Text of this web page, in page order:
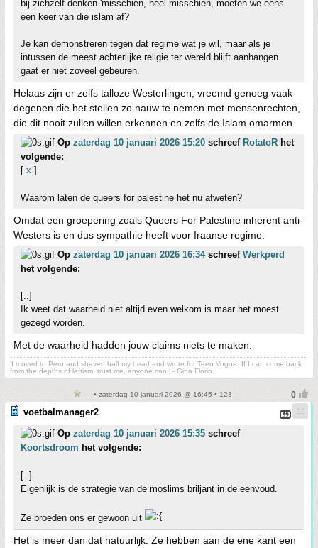
bij zichzelf denken 'misschien, heel misschien, moeten we eens
een keer van die islam af?
Je kan demonstreren tegen dat regime wat je wil, maar als je
intussen de meest achterlijke religie ter wereld blijft aanhangen
gaat er niet zoveel gebeuren.
Helaas zijn er zelfs talloze Westerlingen, vreemd genoeg vaak
degenen die het stellen zo nauw te nemen met mensenrechten,
die dit nooit zullen willen erkennen en zelfs de Islam omarmen.
Op zaterdag 10 januari 2026 15:20 schreef RotatoR het
volgende:
[ x ]
Waarom laten de queers for palestine het nu afweten?
Omdat een groepering zoals Queers For Palestine inherent anti-
Westers is en dus sympathie heeft voor Iraanse regime.
Op zaterdag 10 januari 2026 16:34schreef Werkperd
het volgende:
[..]
Ik weet dat waarheid niet altijd even welkom is maar het moest
gezegd worden.
Met de waarheid hadden jouw claims niets te maken.
'I moved to Peru and shaved half my head and wrote for Teen Vogue. If I can come back
from the depths of leftism, trust me, anyone can.' - Gina Florio
• zaterdag 10 januari 2026 @ 16:45 • 123
voetbalmanager2
Op zaterdag 10 januari 2026 15:35 schreef
Koortsdroom het volgende:
[..]
Eigenlijk is de strategie van de moslims briljant in de eenvoud.
Ze broeden ons er gewoon uit
Het is meer dan dat natuurlijk. Ze hebben aan de ene kant een